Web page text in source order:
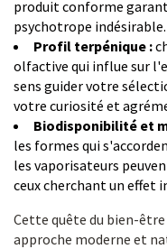
produit conforme
psychotrope indésirable.
Profil terpénique :
olfactive qui influe sur
sens guider votre
votre curiosité et
Biodisponibilité et
les formes qui
les vaporisateurs
ceux cherchant un effet
Cette quête du bien-être
approche moderne et